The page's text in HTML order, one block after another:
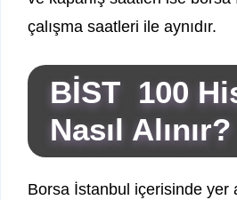
çalışma saatleri ile aynıdır.
BİST 100
Nasıl Alınır?
Borsa İstanbul içerisinde yer